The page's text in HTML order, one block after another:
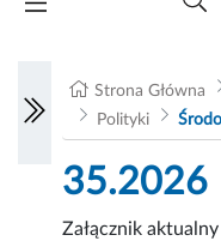
Strona Główna
Polityki
35.2026
Załącznik